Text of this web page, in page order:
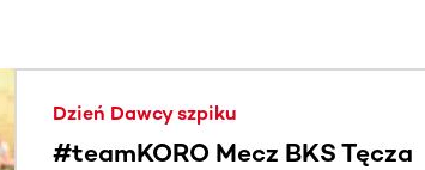
w poziomie. Użyj klawisza Tab
Dzień Dawcy szpiku
#teamKORO Mecz BKS Tęcza